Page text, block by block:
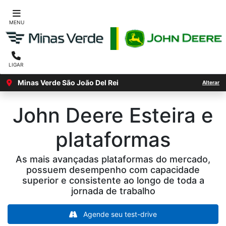
MENU
LIGAR
Minas Verde São João Del Rei Alterar
John Deere Esteira e
plataformas
As mais avançadas plataformas do mercado,
possuem desempenho com capacidade
superior e consistente ao longo de toda a
jornada de trabalho
Agende seu test-drive